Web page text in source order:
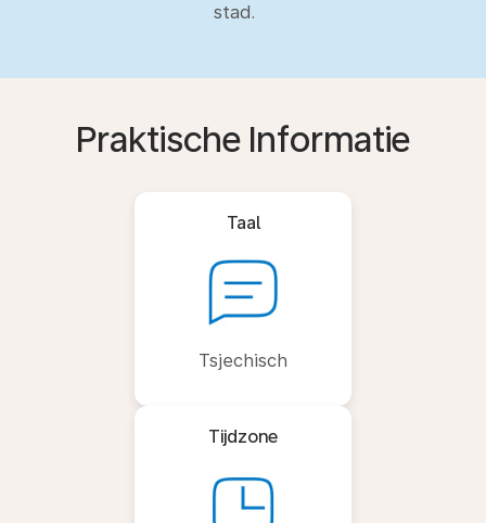
stad.
Praktische Informatie
Taal
Tsjechisch
Tijdzone